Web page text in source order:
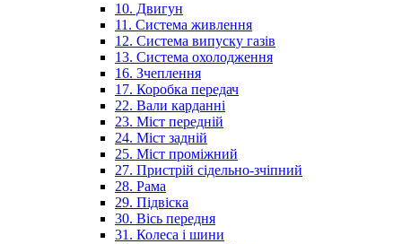
10. Двигун
11. Система живлення
12. Система випуску газів
13. Система охолодження
16. Зчеплення
17. Коробка передач
22. Вали карданні
23. Міст передній
24. Міст задній
25. Міст проміжний
27. Пристрій сідельно-зчіпний
28. Рама
29. Підвіска
30. Вісь передня
31. Колеса і шини